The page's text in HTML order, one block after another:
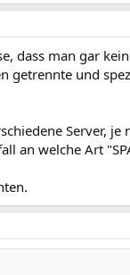
dass man gar
getrennte und
Server,
an welche Art